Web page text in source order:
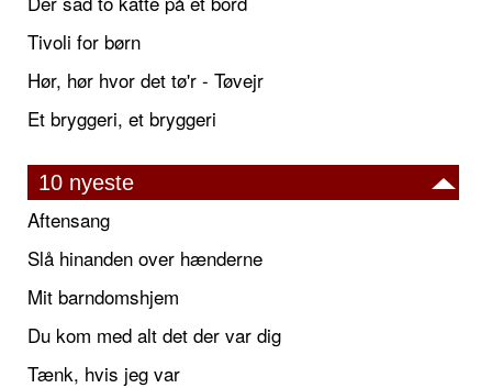
Tivoli for børn
Hør, hør hvor det tø'r - Tøvejr
Et bryggeri, et bryggeri
10 nyeste
Aftensang
Slå hinanden over hænderne
Mit barndomshjem
Du kom med alt det der var dig
Tænk, hvis jeg var